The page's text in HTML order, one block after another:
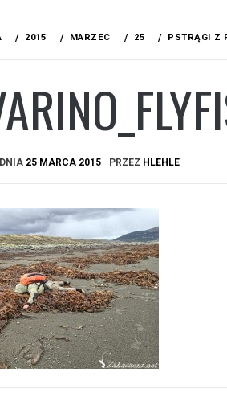
2015 MARZEC 25 PSTRĄGI Z
25 MARCA 2015 PRZEZ HLEHLE